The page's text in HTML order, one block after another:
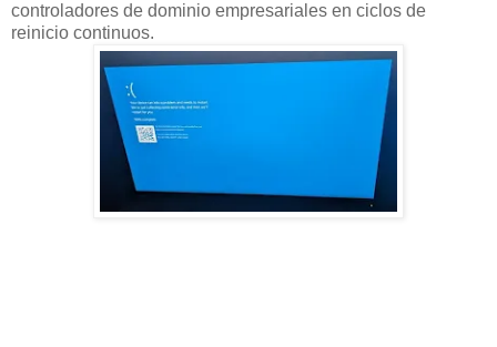
controladores de dominio empresariales en ciclos de
reinicio continuos.